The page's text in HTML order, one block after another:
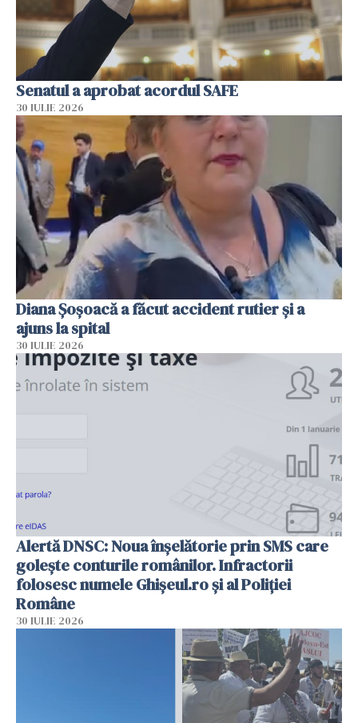
Senatul a aprobat acordul SAFE
30 IULIE 2026
Diana Șoșoacă a făcut accident rutier și a
ajuns la spital
30 IULIE 2026
Alertă DNSC: Noua înșelătorie prin SMS care
golește conturile românilor. Infractorii
folosesc numele Ghișeul.ro și al Poliției
Române
30 IULIE 2026